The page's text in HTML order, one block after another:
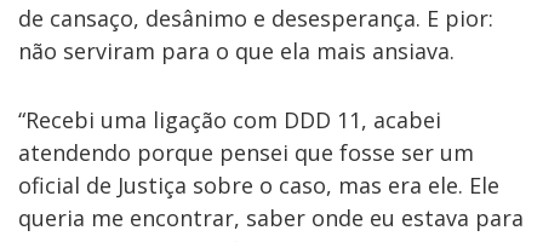
de cansaço, desânimo e desesperança. E pior:
não serviram para o que ela mais ansiava.
“Recebi uma ligação com DDD 11, acabei
atendendo porque pensei que fosse ser um
oficial de Justiça sobre o caso, mas era ele. Ele
queria me encontrar, saber onde eu estava para